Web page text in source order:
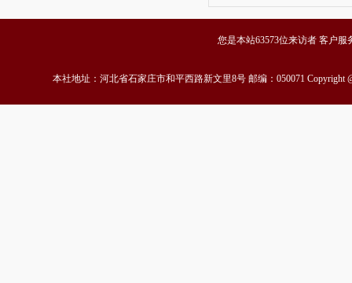
您是本站63573位来访者 客户服
本社地址：河北省石家庄市和平西路新文里8号 邮编：050071 Copyright